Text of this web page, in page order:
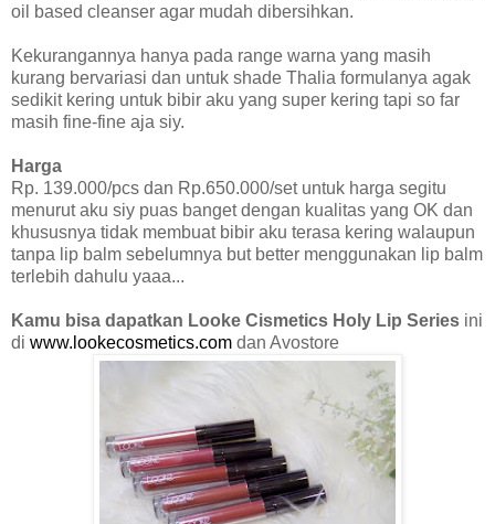
oil based cleanser agar mudah dibersihkan.
Kekurangannya hanya pada range warna yang masih
kurang bervariasi dan untuk shade Thalia formulanya agak
sedikit kering untuk bibir aku yang super kering tapi so far
masih fine-fine aja siy.
Harga
Rp. 139.000/pcs dan Rp.650.000/set untuk harga segitu
menurut aku siy puas banget dengan kualitas yang OK dan
khususnya tidak membuat bibir aku terasa kering walaupun
tanpa lip balm sebelumnya but better menggunakan lip balm
terlebih dahulu yaaa...
Kamu bisa dapatkan Looke Cismetics Holy Lip Series ini
di www.lookecosmetics.com dan Avostore